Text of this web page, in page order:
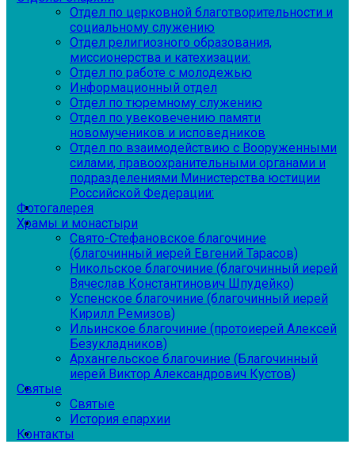
Отдел по церковной благотворительности и
социальному служению
Отдел религиозного образования,
миссионерства и катехизации:
Отдел по работе с молодежью
Информационный отдел
Отдел по тюремному служению
Отдел по увековечению памяти
новомучеников и исповедников
Отдел по взаимодействию с Вооруженными
силами, правоохранительными органами и
подразделениями Министерства юстиции
Российской Федерации:
Фотогалерея
Храмы и монастыри
Свято-Стефановское благочиние
(благочинный иерей Евгений Тарасов)
Никольское благочиние (благочинный иерей
Вячеслав Константинович Шпудейко)
Успенское благочиние (благочинный иерей
Кирилл Ремизов)
Ильинское благочиние (протоиерей Алексей
Безукладников)
Архангельское благочиние (Благочинный
иерей Виктор Александрович Кустов)
Святые
Святые
История епархии
Контакты